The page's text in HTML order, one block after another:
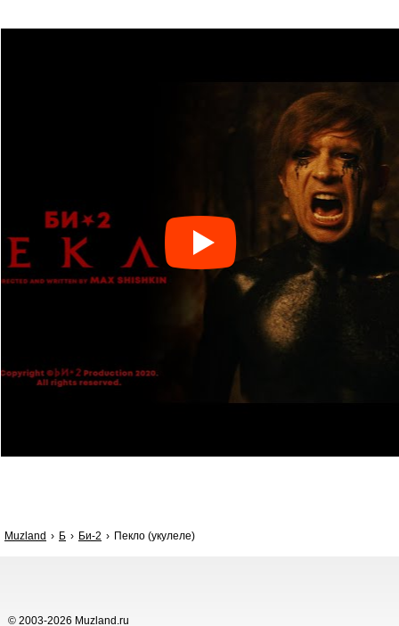
Muzland Б Би-2 Пекло (укулеле)
© 2003-2026 Muzland.ru